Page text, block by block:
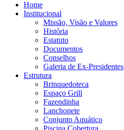
Home
Institucional
Missão, Visão e Valores
História
Estatuto
Documentos
Conselhos
Galeria de Ex-Presidentes
Estrutura
Brinquedoteca
Espaço Grill
Fazendinha
Lanchonete
Conjunto Aquático
Piscina Cobertura